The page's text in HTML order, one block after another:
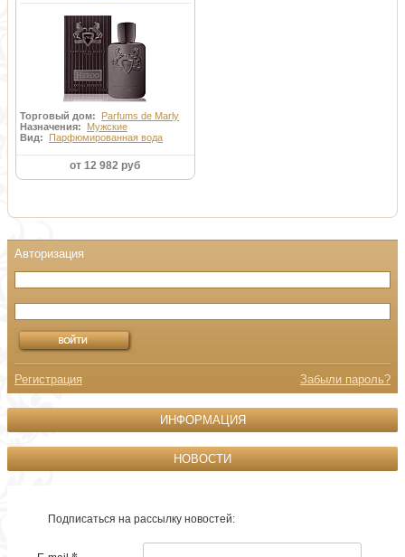
Торговый дом:
Parfums de Marly
Назначения: Мужские
Вид:
Парфюмированная вода
от 12 982 руб
Регистрация Забыли пароль?
ИНФОРМАЦИЯ
НОВОСТИ
Подписаться на рассылку новостей: